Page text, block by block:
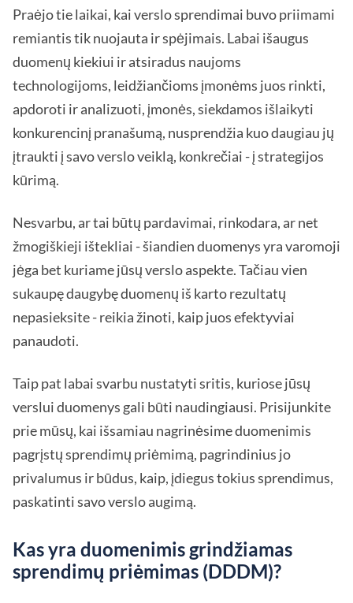
Praėjo tie laikai, kai verslo sprendimai buvo priimami
remiantis tik nuojauta ir spėjimais. Labai išaugus
duomenų kiekiui ir atsiradus naujoms
technologijoms, leidžiančioms įmonėms juos rinkti,
apdoroti ir analizuoti, įmonės, siekdamos išlaikyti
konkurencinį pranašumą, nusprendžia kuo daugiau jų
įtraukti į savo verslo veiklą, konkrečiai - į strategijos
kūrimą.
Nesvarbu, ar tai būtų pardavimai, rinkodara, ar net
žmogiškieji ištekliai - šiandien duomenys yra varomoji
jėga bet kuriame jūsų verslo aspekte. Tačiau vien
sukaupę daugybę duomenų iš karto rezultatų
nepasieksite - reikia žinoti, kaip juos efektyviai
panaudoti.
Taip pat labai svarbu nustatyti sritis, kuriose jūsų
verslui duomenys gali būti naudingiausi. Prisijunkite
prie mūsų, kai išsamiau nagrinėsime duomenimis
pagrįstų sprendimų priėmimą, pagrindinius jo
privalumus ir būdus, kaip, įdiegus tokius sprendimus,
paskatinti savo verslo augimą.
Kas yra duomenimis grindžiamas
sprendimų priėmimas (DDDM)?